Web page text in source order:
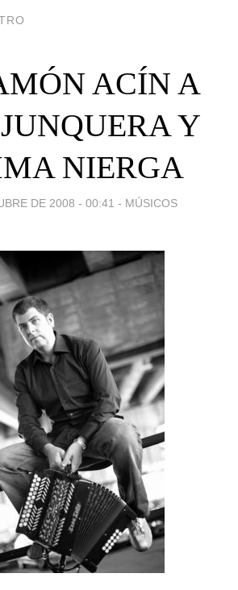
ACÍN A
Y
NIERGA
DE 2008 - 00:41 - MÚSICOS